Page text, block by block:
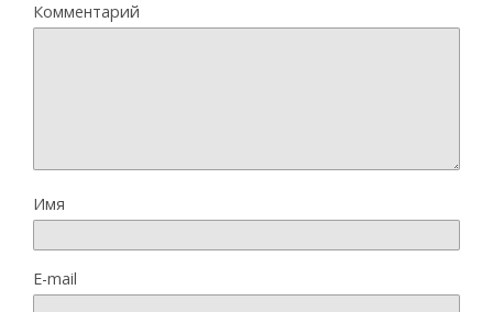
Комментарий
Имя
E-mail